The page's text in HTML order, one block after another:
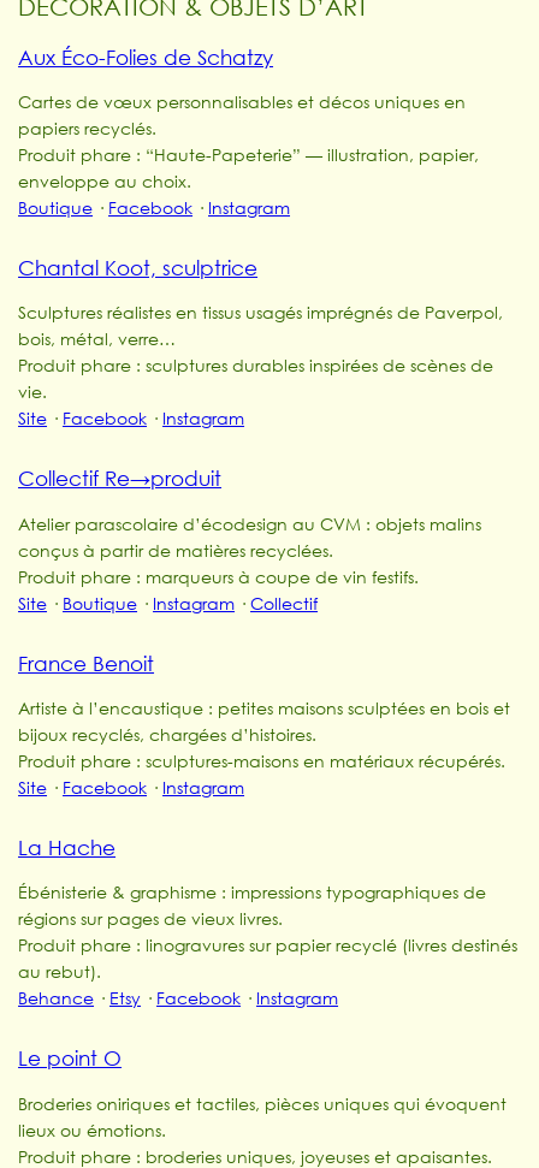
Aux Éco-Folies de Schatzy
Cartes de vœux personnalisables et décos uniques en
papiers recyclés.
Produit phare : “Haute-Papeterie” — illustration, papier,
enveloppe au choix.
Boutique · Facebook · Instagram
Chantal Koot, sculptrice
Sculptures réalistes en tissus usagés imprégnés de Paverpol,
bois, métal, verre…
Produit phare : sculptures durables inspirées de scènes de
vie.
Site · Facebook · Instagram
Collectif Re→produit
Atelier parascolaire d’écodesign au CVM : objets malins
conçus à partir de matières recyclées.
Produit phare : marqueurs à coupe de vin festifs.
Site · Boutique · Instagram ·Collectif
France Benoit
Artiste à l’encaustique : petites maisons sculptées en bois et
bijoux recyclés, chargées d’histoires.
Produit phare : sculptures-maisons en matériaux récupérés.
Site · Facebook · Instagram
La Hache
Ébénisterie & graphisme : impressions typographiques de
régions sur pages de vieux livres.
Produit phare : linogravures sur papier recyclé (livres destinés
au rebut).
Behance · Etsy · Facebook · Instagram
Le point O
Broderies oniriques et tactiles, pièces uniques qui évoquent
lieux ou émotions.
Produit phare : broderies uniques, joyeuses et apaisantes.